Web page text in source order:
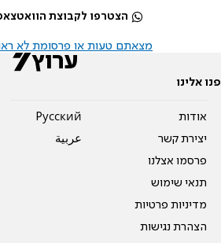
הצטרפו לקבוצת
מצאתם טעות או פרסומת לא
פנו אלינו
אודות
יצירת קשר
פרסמו אצלנו
תנאי שימוש
מדיניות פרטיות
הצהרת נגישות
Pусский
عربية